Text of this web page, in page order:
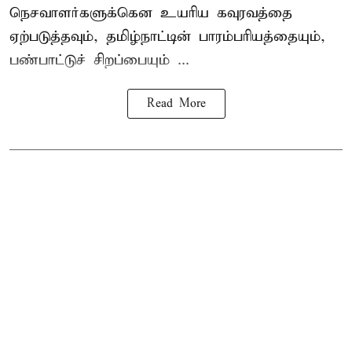
நெசவாளர்களுக்கென உயரிய கவுரவத்தை
ஏற்படுத்தவும், தமிழ்நாட்டின் பாரம்பரியத்தையும்,
பண்பாட்டுச் சிறப்பையும் ...
Read More